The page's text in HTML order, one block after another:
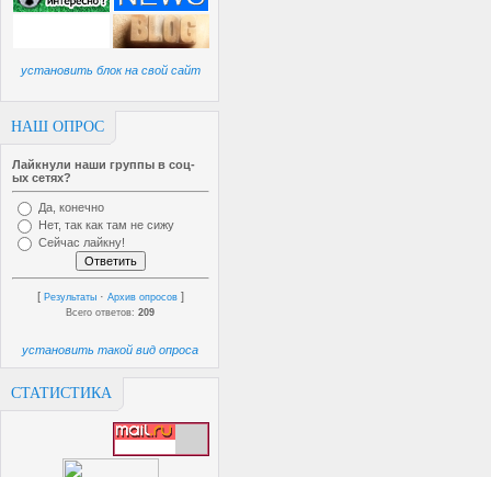
установить блок на свой сайт
НАШ ОПРОС
Лайкнули наши группы в соц-
ых сетях?
Да, конечно
Нет, так как там не сижу
Сейчас лайкну!
[ Результаты · Архив опросов ]
Всего ответов:209
установить такой вид опроса
СТАТИСТИКА